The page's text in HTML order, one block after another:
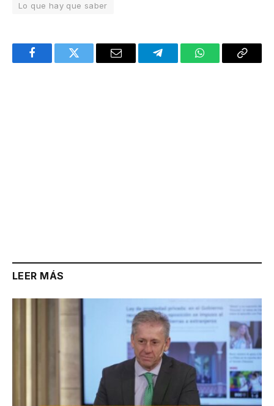
Lo que hay que saber
FacebookTwitter Email TelegramWhatsAppCopy
LEER MÁS